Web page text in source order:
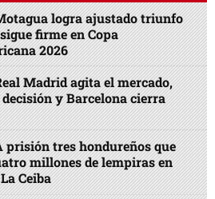
logra ajustado triunfo
firme en Copa
2026
Madrid agita el mercado,
y Barcelona cierra
prisión tres hondureños que
millones de lempiras en
Ceiba